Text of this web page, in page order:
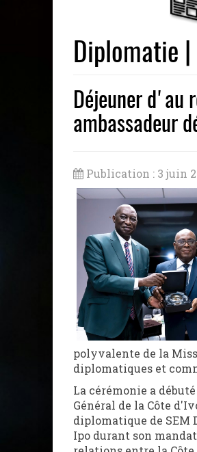
Diplomatie |
Déjeuner d'au
ambassadeur
Publication : 3 juin
polyvalente de la
diplomatiques et
La cérémonie a
Général de la Côte
diplomatique de SEM
Ipo durant son